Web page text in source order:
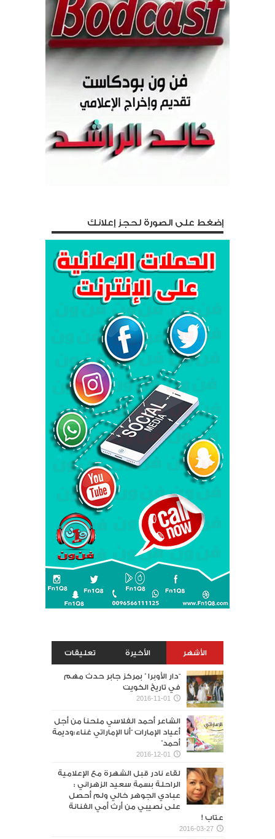
إضغط على الصورة لحجز إعلانك
الأشهر الأخيرة تعليقات
“دار الأوبرا ” بمركز جابر حدث مهم
في تاريخ الكويت
2016-11-01
الشاعر أحمد الفلاسي ملحناً من أجل
أعياد الإمارات “أنا الإماراتي غناء:وديمة
أحمد”
2016-12-01
لقاء نادر قبل الشهرة مع الإعلامية
الراحلة بسمة سعيد الزهراني :
عبادي الجوهر خالي ولم أحصل
على نصيبي من أرث أمي الفنانة
عتاب !
2016-03-27